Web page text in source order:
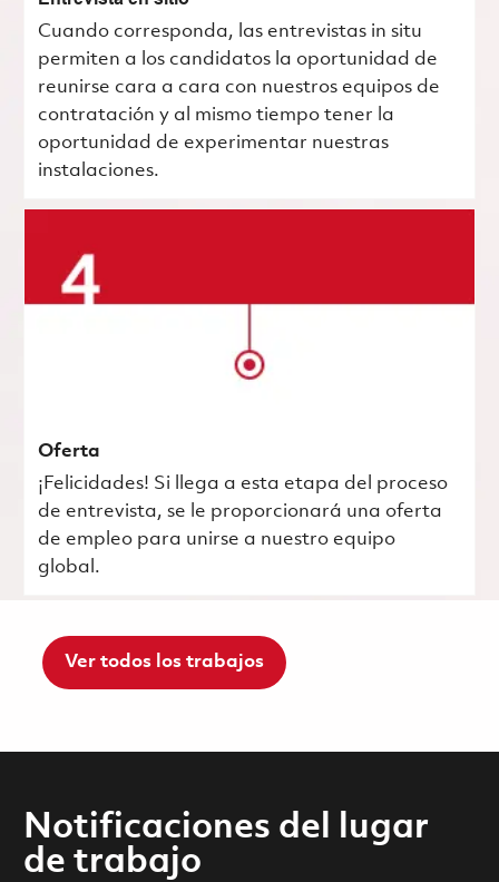
Cuando corresponda, las entrevistas in situ
permiten a los candidatos la oportunidad de
reunirse cara a cara con nuestros equipos de
contratación y al mismo tiempo tener la
oportunidad de experimentar nuestras
instalaciones.
Oferta
¡Felicidades! Si llega a esta etapa del proceso
de entrevista, se le proporcionará una oferta
de empleo para unirse a nuestro equipo
global.
Ver todos los trabajos
Notificaciones del lugar
de trabajo